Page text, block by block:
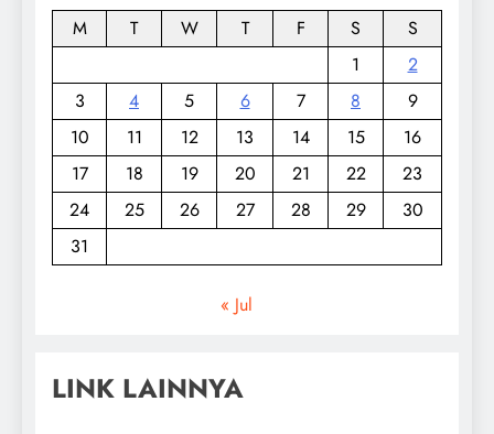
M
T W T F S
S
1
2
3
4 5 6 7 8
9
10
11 12 13 14 15
16
17
18 19 20 21 22
23
24
25 26 27 28 29
30
31
« Jul
LINK LAINNYA